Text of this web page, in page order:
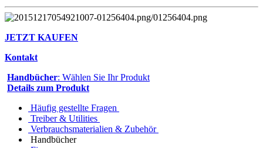
JETZT KAUFEN
Kontakt
Handbücher: Wählen Sie Ihr Produkt
Details zum Produkt
Häufig gestellte Fragen
Treiber & Utilities
Verbrauchsmaterialien & Zubehör
Handbücher